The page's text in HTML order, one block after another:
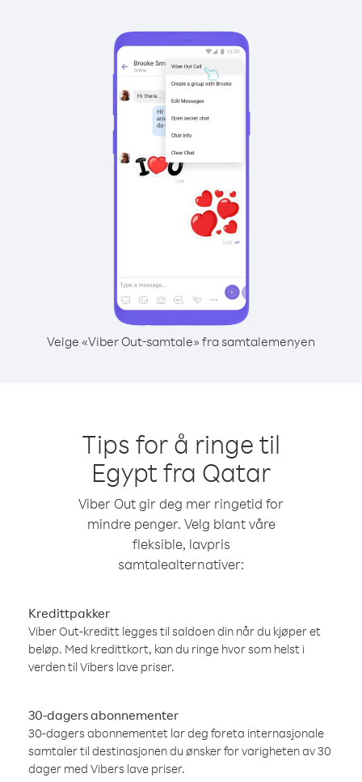
Velge «Viber Out-samtale» fra samtalemenyen
Tips for å ringe til
Egypt fra Qatar
Viber Out gir deg mer ringetid for
mindre penger. Velg blant våre
fleksible, lavpris
samtalealternativer:
Kredittpakker
Viber Out-kreditt legges til saldoen din når du kjøper et
beløp. Med kredittkort, kan du ringe hvor som helst i
verden til Vibers lave priser.
30-dagers abonnementer
30-dagers abonnementet lar deg foreta internasjonale
samtaler til destinasjonen du ønsker for varigheten av 30
dager med Vibers lave priser.